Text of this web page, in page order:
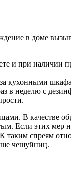
в доме
и при наличии
кухонными
в неделю с
В
Если этих
спреям
чешуйниц.